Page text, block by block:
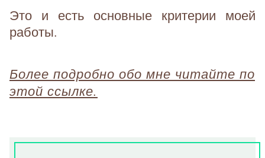
Это и есть основные критерии моей
работы.
Более подробно обо мне читайте по
этой ссылке.